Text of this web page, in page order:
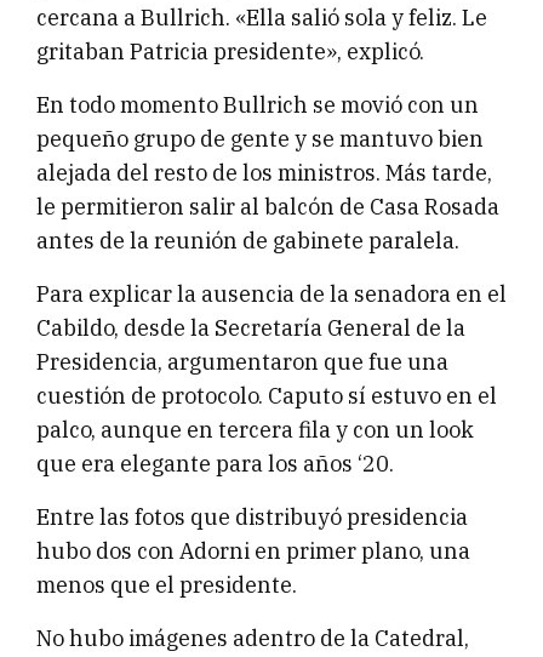
cercana a Bullrich. «Ella salió sola y feliz. Le
gritaban Patricia presidente», explicó.
En todo momento Bullrich se movió con un
pequeño grupo de gente y se mantuvo bien
alejada del resto de los ministros. Más tarde,
le permitieron salir al balcón de Casa Rosada
antes de la reunión de gabinete paralela.
Para explicar la ausencia de la senadora en el
Cabildo, desde la Secretaría General de la
Presidencia, argumentaron que fue una
cuestión de protocolo. Caputo sí estuvo en el
palco, aunque en tercera fila y con un look
que era elegante para los años ‘20.
Entre las fotos que distribuyó presidencia
hubo dos con Adorni en primer plano, una
menos que el presidente.
No hubo imágenes adentro de la Catedral,